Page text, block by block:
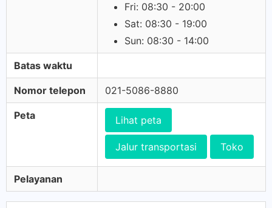
Fri: 08:30 - 20:00
Sat: 08:30 - 19:00
Sun: 08:30 - 14:00
Batas waktu
Nomor telepon 021-5086-8880
Peta Lihat peta
Jalur transportasi Toko
Pelayanan